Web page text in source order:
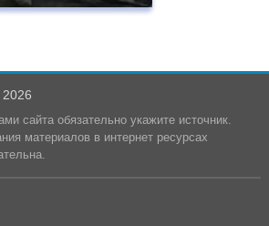
сайта обязательно укажите источник.
материалов в интернет ресурсах